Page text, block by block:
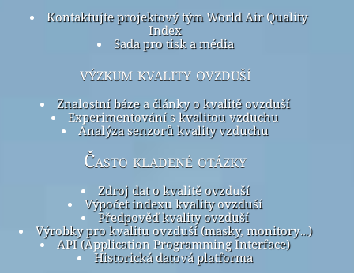
Kontaktujte projektový tým World Air Quality
Index
Sada pro tisk a média
výzkum kvality ovzduší
Znalostní báze a články o kvalitě ovzduší
Experimentování s kvalitou vzduchu
Analýza senzorů kvality vzduchu
Často kladené otázky
Zdroj dat o kvalitě ovzduší
Výpočet indexu kvality ovzduší
Předpověď kvality ovzduší
Výrobky pro kvalitu ovzduší (masky, monitory…)
API (Application Programming Interface)
Historická datová platforma